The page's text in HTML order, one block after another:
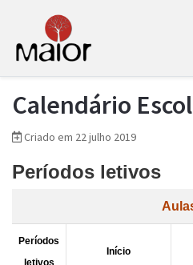
Calendário
Criado em 22 julho 2019
Períodos letivos
Períodos
letivos
Início